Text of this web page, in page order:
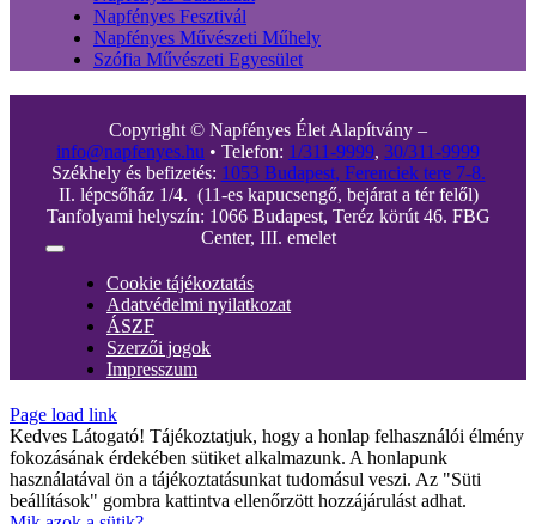
Napfényes Fesztivál
Napfényes Művészeti Műhely
Szófia Művészeti Egyesület
Copyright © Napfényes Élet Alapítvány –
info@napfenyes.hu • Telefon: 1/311-9999, 30/311-9999
Székhely és befizetés: 1053 Budapest, Ferenciek tere 7-8.
II. lépcsőház 1/4. (11-es kapucsengő, bejárat a tér felől)
Tanfolyami helyszín: 1066 Budapest, Teréz körút 46. FBG
Center, III. emelet
Toggle
NavigationCookie tájékoztatás
Adatvédelmi nyilatkozat
ÁSZF
Szerzői jogok
Impresszum
Page load link
Kedves Látogató! Tájékoztatjuk, hogy a honlap felhasználói élmény
fokozásának érdekében sütiket alkalmazunk. A honlapunk
használatával ön a tájékoztatásunkat tudomásul veszi. Az "Süti
beállítások" gombra kattintva ellenőrzött hozzájárulást adhat.